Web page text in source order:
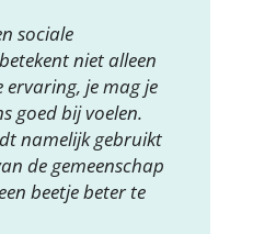
sociale
niet alleen
ervaring, je mag je
goed bij voelen.
namelijk gebruikt
de gemeenschap
beetje beter te